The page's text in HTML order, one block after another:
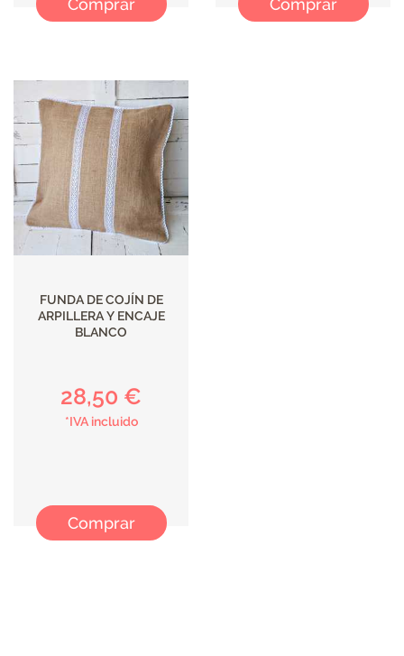
FUNDA DE COJÍN DE
ARPILLERA Y ENCAJE
BLANCO
28,50 €
*IVA incluido
Comprar